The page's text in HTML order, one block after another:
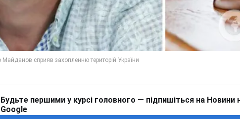
Будьте першими у курсі головного — підпишіться на Новини
Google